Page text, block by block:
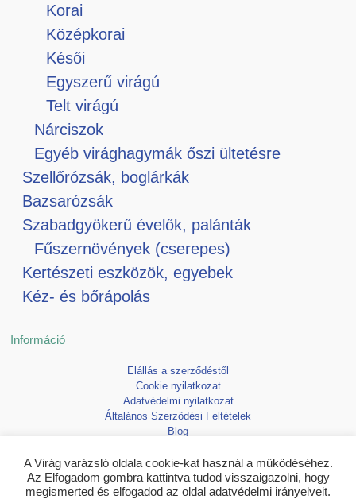
Korai
Középkorai
Késői
Egyszerű virágú
Telt virágú
Nárciszok
Egyéb virághagymák őszi ültetésre
Szellőrózsák, boglárkák
Bazsarózsák
Szabadgyökerű évelők, palánták
Fűszernövények (cserepes)
Kertészeti eszközök, egyebek
Kéz- és bőrápolás
Információ
Elállás a szerződéstől
Cookie nyilatkozat
Adatvédelmi nyilatkozat
Általános Szerződési Feltételek
Blog
A Virág varázsló oldala cookie-kat használ a működéséhez.
Az Elfogadom gombra kattintva tudod visszaigazolni, hogy
megismerted és elfogadod az oldal adatvédelmi irányelveit.